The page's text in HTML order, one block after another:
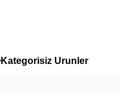
Kategorisiz Urunler